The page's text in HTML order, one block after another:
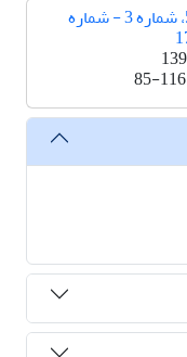
دوره 5، شماره 3 - شماره
85-116